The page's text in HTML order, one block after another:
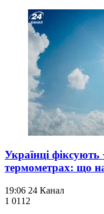
Українці
термометрах: що
19:06 24 Канал
1 011 2